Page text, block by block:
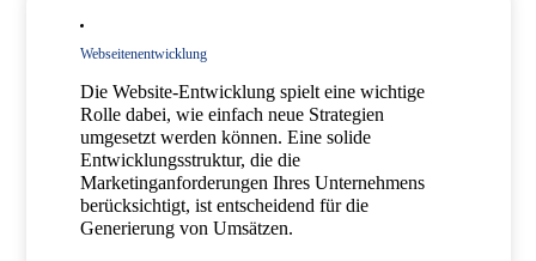
Webseitenentwicklung
Die Website-Entwicklung spielt eine wichtige
Rolle dabei, wie einfach neue Strategien
umgesetzt werden können. Eine solide
Entwicklungsstruktur, die die
Marketinganforderungen Ihres Unternehmens
berücksichtigt, ist entscheidend für die
Generierung von Umsätzen.